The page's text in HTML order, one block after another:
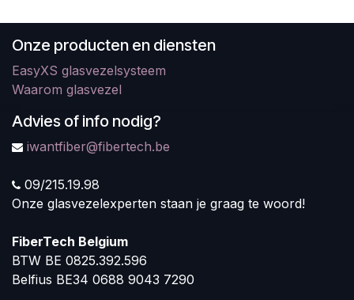
Onze producten en diensten
EasyXS glasvezelsysteem
Waarom glasvezel
Advies of info nodig?
iwantfiber@fibertech.be
09/215.19.98
Onze glasvezelexperten staan je graag te woord!
FiberTech Belgium
BTW BE 0825.392.596
Belfius BE34 0688 9043 7290